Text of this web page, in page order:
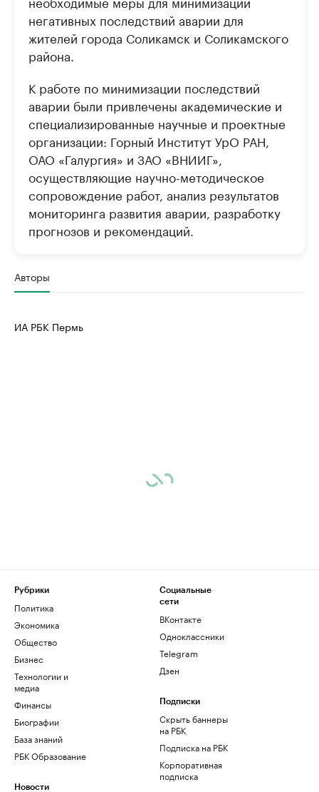
негативных последствий аварии для
жителей города Соликамск и Соликамского
района.
К работе по минимизации последствий
аварии были привлечены академические и
специализированные научные и проектные
организации: Горный Институт УрО РАН,
ОАО «Галургия» и ЗАО «ВНИИГ»,
осуществляющие научно-методическое
сопровождение работ, анализ результатов
мониторинга развития аварии, разработку
прогнозов и рекомендаций.
Авторы
ИА РБК Пермь
Рубрики
Политика
Экономика
Общество
Бизнес
Технологии и
медиа
Финансы
Биографии
База знаний
РБК Образование
Новости
Социальные
сети
ВКонтакте
Одноклассники
Telegram
Дзен
Подписки
Скрыть баннеры
на РБК
Подписка на РБК
Корпоративная
подписка